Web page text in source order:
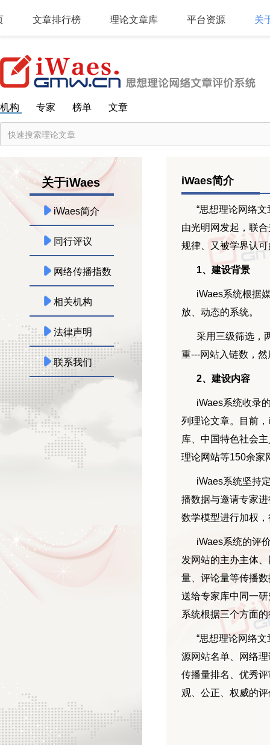
关
平台资源
理论文章库
文章排行榜
机构 专家 榜单 文章
关于iWaes
iWaes简介
同行评议
网络传播指数
相关机构
法律声明
联系我们
iWaes简介
“思想理论网络
由光明网发起，联
规律、又被学界认
1、建设背景
iWaes系统根据
放、动态的系统。
采用三级筛选，
重---网站入链数，
2、建设内容
iWaes系统收录
列理论文章。目前
库、中国特色社会
理论网站等150余家
iWaes系统坚持
播数据与邀请专家进
数学模型进行加权
iWaes系统的评
发网站的主办主体
量、评论量等传播
送给专家库中同一
系统根据三个方面
“思想理论网络
源网站名单、网络
传播量排名、优秀
观、公正、权威的